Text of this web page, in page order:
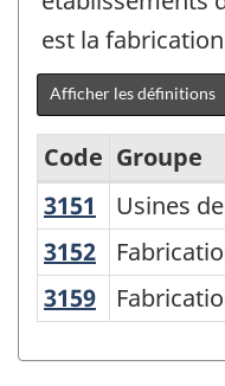
est la
Afficher les définitions
Système
de
classification
des
industries
Code Groupe
3151
Usines
Usines
3152
3159